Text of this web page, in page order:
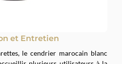
et Entretien
le cendrier marocain blanc